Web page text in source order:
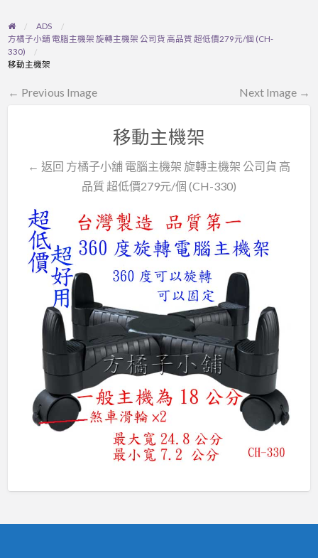
ADS
方橘子小舖 電腦主機架 旋轉主機架 公司貨 高品質 超低價279元/個 (CH-
330)
移動主機架
← Previous Image Next Image →
移動主機架
← 返回 方橘子小舖 電腦主機架 旋轉主機架 公司貨 高
品質 超低價279元/個 (CH-330)